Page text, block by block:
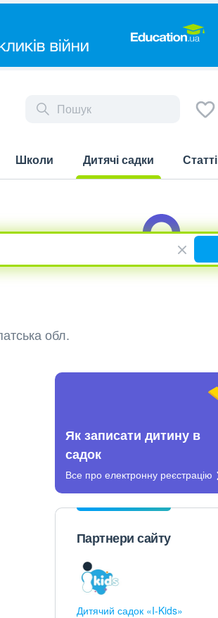
Школи
Дитячі садки
Статті
обл.
Як записати дитину в
садок
Все про електронну реєстрацію
Партнери сайту
Дитячий садок «I-Kids»